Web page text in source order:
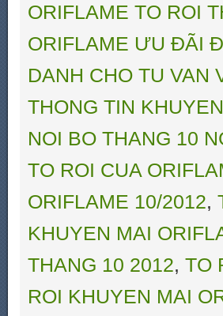
ORIFLAME TO ROI
ORIFLAME ƯU ĐÃI
DANH CHO TU VAN
THONG TIN
NOI BO THANG 10
TO ROI CUA
ORIFLAME 10/2012,
KHUYEN MAI
THANG 10 2012, TO
ROI KHUYEN MAI